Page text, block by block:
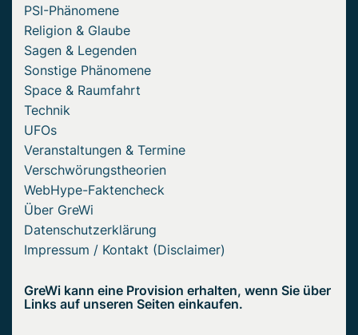
PSI-Phänomene
Religion & Glaube
Sagen & Legenden
Sonstige Phänomene
Space & Raumfahrt
Technik
UFOs
Veranstaltungen & Termine
Verschwörungstheorien
WebHype-Faktencheck
Über GreWi
Datenschutzerklärung
Impressum / Kontakt (Disclaimer)
GreWi kann eine Provision erhalten, wenn Sie über
Links auf unseren Seiten einkaufen.